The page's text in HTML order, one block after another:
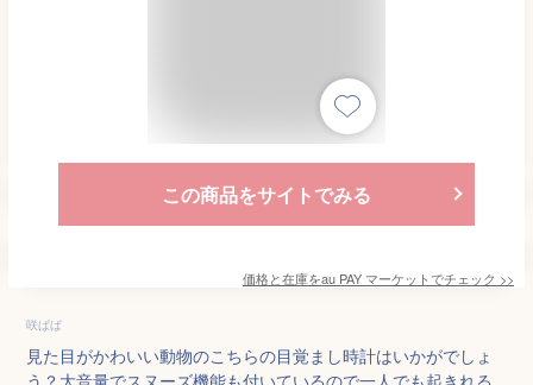
この商品をサイトでみる
価格と在庫をau PAY マーケットでチェック >>
咲ぱぱ
見た目がかわいい動物のこちらの目覚まし時計はいかがでしょ
う？大音量でスヌーズ機能も付いているので一人でも起きれる